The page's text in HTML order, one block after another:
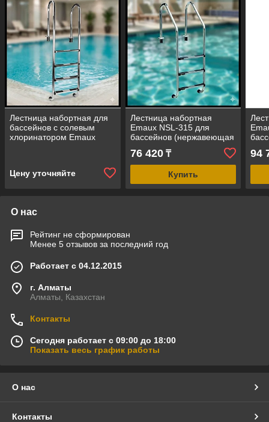
Лестница набортная для
бассейнов с солевым
хлоринатором Emaux
Цену уточняйте
Лестница набортная
Emaux NSL-315 для
бассейнов (нержавеющая
сталь ALSI 304, 3 ступени)
76 420₸
Купить
94
О нас
Рейтинг не сформирован
Менее 5 отзывов за последний год
Работает с 04.12.2015
г. Алматы
Алматы, Казахстан
Контакты
Сегодня работает с 09:00 до 18:00
Показать весь график работы
О нас
Контакты